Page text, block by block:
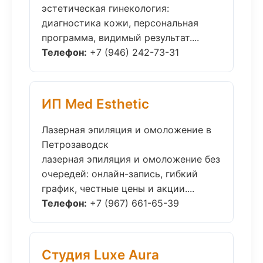
эстетическая гинекология:
диагностика кожи, персональная
программа, видимый результат....
Телефон: +7 (946) 242-73-31
ИП Med Esthetic
Лазерная эпиляция и омоложение в
Петрозаводск
лазерная эпиляция и омоложение без
очередей: онлайн-запись, гибкий
график, честные цены и акции....
Телефон: +7 (967) 661-65-39
Студия Luxe Aura